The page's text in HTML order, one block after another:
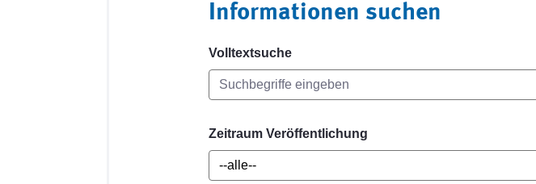
Informationen suchen
Volltextsuche
Zeitraum Veröffentlichung